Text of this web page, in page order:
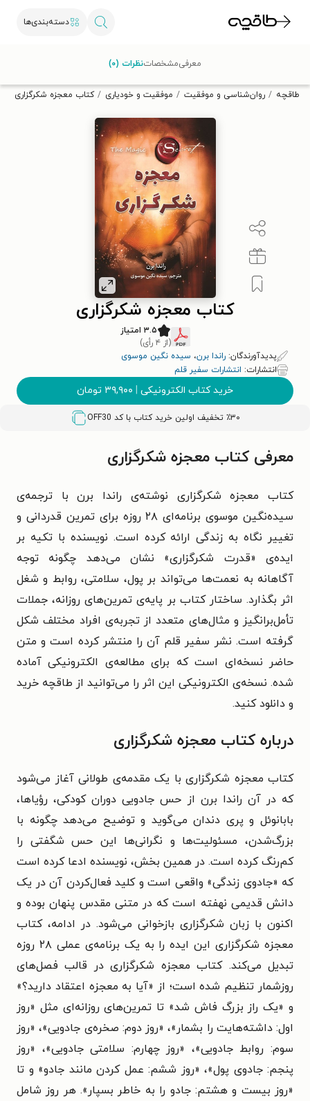
دسته‌بندی‌ها
تخفیف از طاقچه دریافت کن.
طاقچه روان‌شناسی و موفقیت موفقیت و خودیاری کتاب معجزه شکرگزاری
کتاب معجزه شکرگزاری
۳.۵ امتیاز
(از ۴ رأی)
پدیدآورندگان: راندا برن، سیده نگین موسوی
انتشارات: انتشارات سفیر قلم
خرید کتاب الکترونیکی | ۳۹,۹۰۰ تومان
٪۳۰ تخفیف اولین خرید کتاب با کد OFF30
معرفیمشخصاتنظرات (۰)
معرفی کتاب معجزه شکرگزاری
کتاب معجزه شکرگزاری نوشته‌ی راندا برن با ترجمه‌ی
سیده‌نگین موسوی برنامه‌ای ۲۸ روزه برای تمرین قدردانی و
تغییر نگاه به زندگی ارائه کرده است. نویسنده با تکیه بر
ایده‌ی «قدرت شکرگزاری» نشان می‌دهد چگونه توجه
آگاهانه به نعمت‌ها می‌تواند بر پول، سلامتی، روابط و شغل
اثر بگذارد. ساختار کتاب بر پایه‌ی تمرین‌های روزانه، جملات
تأمل‌برانگیز و مثال‌های متعدد از تجربه‌ی افراد مختلف شکل
گرفته است. نشر سفیر قلم آن را منتشر کرده است و متن
حاضر نسخه‌ای است که برای مطالعه‌ی الکترونیکی آماده
شده. نسخه‌ی الکترونیکی این اثر را می‌توانید از طاقچه خرید
و دانلود کنید.
درباره کتاب معجزه شکرگزاری
کتاب معجزه شکرگزاری با یک مقدمه‌ی طولانی آغاز می‌شود
که در آن راندا برن از حس جادویی دوران کودکی، رؤیاها،
بابانوئل و پری دندان می‌گوید و توضیح می‌دهد چگونه با
بزرگ‌شدن، مسئولیت‌ها و نگرانی‌ها این حس شگفتی را
کم‌رنگ کرده است. در همین بخش، نویسنده ادعا کرده است
که «جادوی زندگی» واقعی است و کلید فعال‌کردن آن در یک
دانش قدیمی نهفته است که در متنی مقدس پنهان بوده و
اکنون با زبان شکرگزاری بازخوانی می‌شود. در ادامه، کتاب
معجزه شکرگزاری این ایده را به یک برنامه‌ی عملی ۲۸ روزه
تبدیل می‌کند. کتاب معجزه شکرگزاری در قالب فصل‌های
روزشمار تنظیم شده است؛ از «آیا به معجزه اعتقاد دارید؟»
و «یک راز بزرگ فاش شد» تا تمرین‌های روزانه‌ای مثل «روز
اول: داشته‌هایت را بشمار»، «روز دوم: صخره‌ی جادویی»، «روز
سوم: روابط جادویی»، «روز چهارم: سلامتی جادویی»، «روز
پنجم: جادوی پول»، «روز ششم: عمل کردن مانند جادو» و تا
«روز بیست و هشتم: جادو را به خاطر بسپار». هر روز شامل